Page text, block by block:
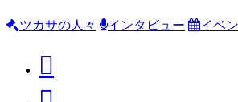
ツカサの人々 インタビュー イベ